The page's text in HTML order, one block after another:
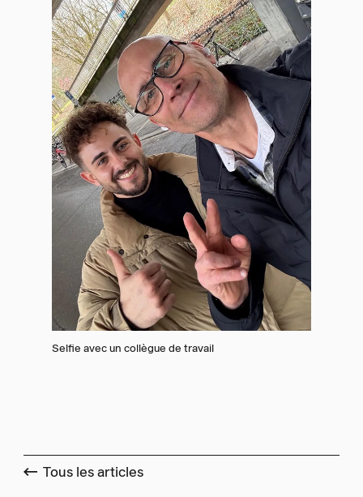
Selfie avec un collègue de travail
Tous les articles